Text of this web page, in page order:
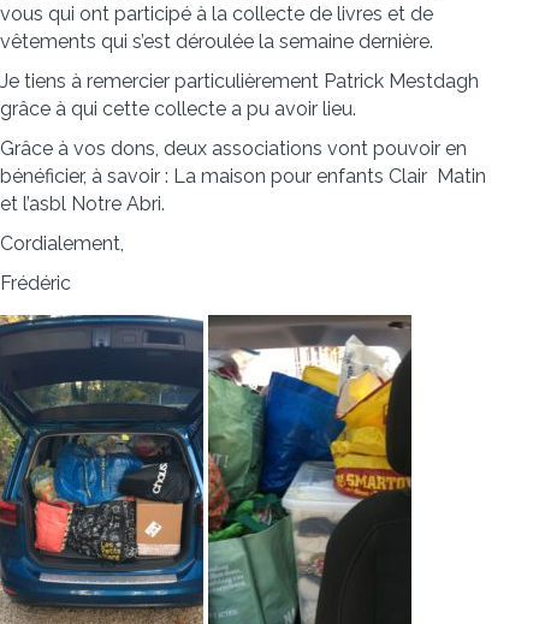
vous qui ont participé à la collecte de livres et de
vêtements qui s’est déroulée la semaine dernière.
Je tiens à remercier particulièrement Patrick Mestdagh
grâce à qui cette collecte a pu avoir lieu.
Grâce à vos dons, deux associations vont pouvoir en
bénéficier, à savoir : La maison pour enfants Clair Matin
et l’asbl Notre Abri.
Cordialement,
Frédéric